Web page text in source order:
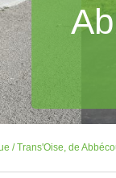
/ Trans'Oise, de